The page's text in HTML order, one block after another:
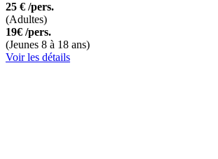
25 € /pers.
(Adultes)
19€ /pers.
(Jeunes 8 à 18 ans)
Voir les détails